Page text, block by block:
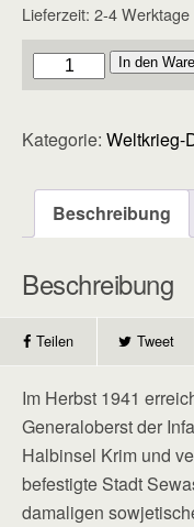
Lieferzeit: 2-4 Werktage
Doppelband
-
10
In den
Kategorie: Weltkrieg-
Beschreibung
Beschreibung
Teilen Tweet
Im Herbst 1941
Generaloberst der
Halbinsel Krim und
befestigte Stadt
damaligen